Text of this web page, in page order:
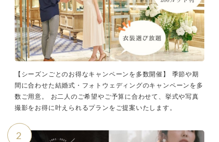
【シーズンごとのお得なキャンペーンを多数開催】 季節や期
間に合わせた結婚式・フォトウェディングのキャンペーンを多
数ご用意。 お二人のご希望やご予算に合わせて、挙式や写真
撮影をお得に叶えられるプランをご提案いたします。
2